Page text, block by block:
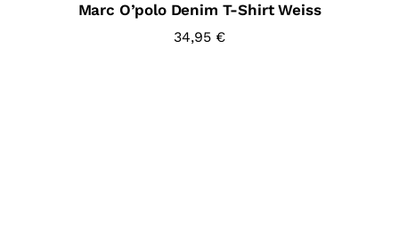
Marc O’polo Denim T-Shirt Weiss
34,95 €